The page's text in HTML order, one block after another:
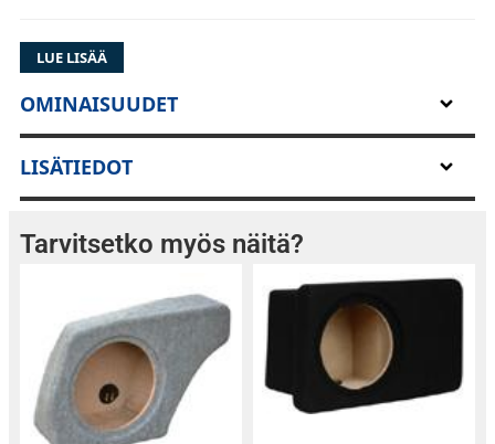
LUE LISÄÄ
OMINAISUUDET
LISÄTIEDOT
Tarvitsetko myös näitä?